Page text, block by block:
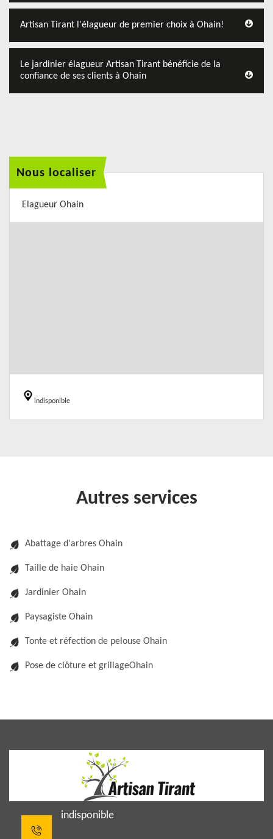
Artisan Tirant l'élagueur de premier choix à Ohain!
Le jardinier élagueur Artisan Tirant bénéficie de la
confiance de ses clients à Ohain
Nous localiser
Elagueur Ohain
indisponible
Autres services
Abattage d'arbres Ohain
Taille de haie Ohain
Jardinier Ohain
Paysagiste Ohain
Tonte et réfection de pelouse Ohain
Pose de clôture et grillageOhain
indisponible